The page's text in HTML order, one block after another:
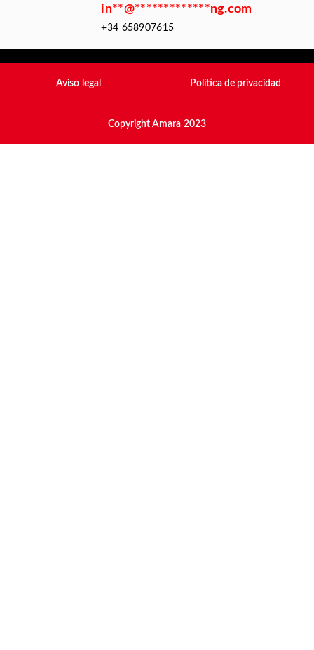
in**@*************ng.com
+34 658907615
Aviso legal Política de privacidad
Copyright Amara 2023